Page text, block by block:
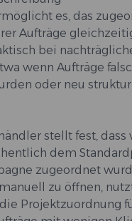
es, das
Aufträge
bei
wenn Aufträge
oder neu
stellt fest, dass
dem
zugeordnet
zu öffnen,
Projektzuordnung